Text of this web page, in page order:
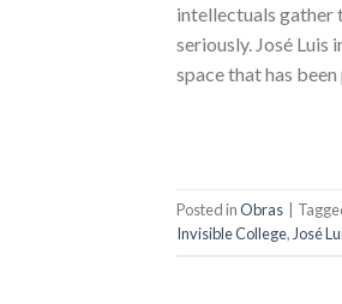
intellectuals gather
seriously. José Luis
space that has
Posted inObras
Invisible College,José